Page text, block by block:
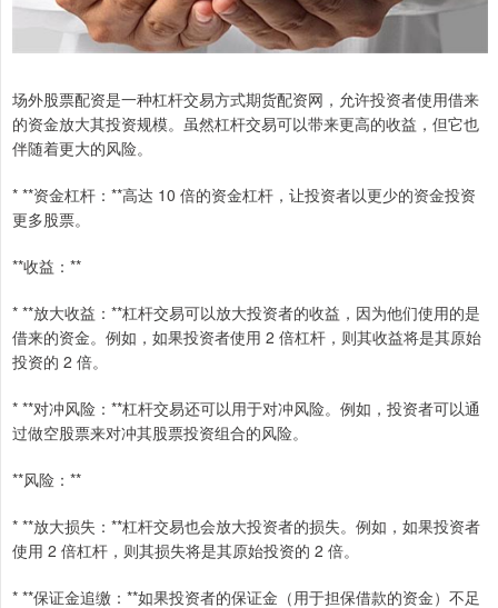
场外股票配资是一种杠杆交易方式期货配资网，允许投资者使用借来
的资金放大其投资规模。虽然杠杆交易可以带来更高的收益，但它也
伴随着更大的风险。
* **资金杠杆：**高达 10 倍的资金杠杆，让投资者以更少的资金投资
更多股票。
**收益：**
* **放大收益：**杠杆交易可以放大投资者的收益，因为他们使用的是
借来的资金。例如，如果投资者使用 2 倍杠杆，则其收益将是其原始
投资的 2 倍。
* **对冲风险：**杠杆交易还可以用于对冲风险。例如，投资者可以通
过做空股票来对冲其股票投资组合的风险。
**风险：**
* **放大损失：**杠杆交易也会放大投资者的损失。例如，如果投资者
使用 2 倍杠杆，则其损失将是其原始投资的 2 倍。
* **保证金追缴：**如果投资者的保证金（用于担保借款的资金）不足